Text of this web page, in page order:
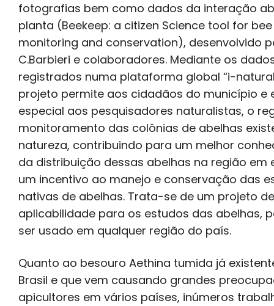
fotografias bem como dados da interação
planta (Beekeep: a citizen Science tool for bee
monitoring and conservation), desenvolvido
C.Barbieri e colaboradores. Mediante os
registrados numa plataforma global “i-
projeto permite aos cidadãos do município e
especial aos pesquisadores naturalistas, o
monitoramento das colônias de abelhas
natureza, contribuindo para um melhor
da distribuição dessas abelhas na região em
um incentivo ao manejo e conservação das
nativas de abelhas. Trata-se de um projeto
aplicabilidade para os estudos das abelhas,
ser usado em qualquer região do país.
Quanto ao besouro Aethina tumida já
Brasil e que vem causando grandes
apicultores em vários países, inúmeros